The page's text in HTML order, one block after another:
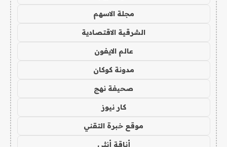
مجلة الاسهم
الشرقية الاقتصادية
عالم الايفون
مدونة كوكان
صحيفة نهج
كار نيوز
موقع خبرة التقني
أناقة أنثى